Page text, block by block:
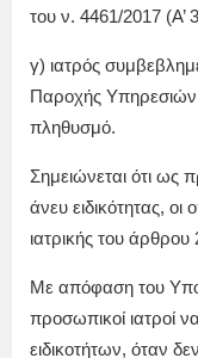
του ν. 4461/2017
γ) ιατρός
Παροχής
πληθυσμό.
Σημειώνεται ότι ως
άνευ ειδικότητας, οι
ιατρικής του
Με απόφαση του
προσωπικοί ιατροί
ειδικοτήτων, όταν